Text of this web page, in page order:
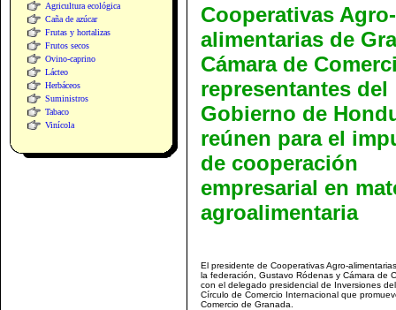
Agricultura ecológica
Caña de azúcar
Frutas y hortalizas
Frutos secos
Ovino-caprino
Lácteo
Herbáceos
Suministros
Tabaco
Vinícola
Cooperativas Agro-
alimentarias de
Cámara de
representantes del
Gobierno de
reúnen para el
de cooperación
empresarial en
agroalimentaria
El presidente de Cooperativas Agro-
la federación, Gustavo Ródenas y Cámara de
con el delegado presidencial de Inversiones
Círculo de Comercio Internacional que
Comercio de Granada.